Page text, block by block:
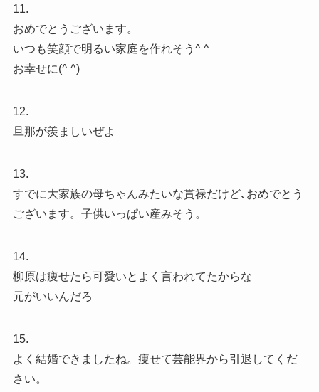
11.
おめでとうございます。
いつも笑顔で明るい家庭を作れそう^ ^
お幸せに(^ ^)
12.
旦那が羨ましいぜよ
13.
すでに大家族の母ちゃんみたいな貫禄だけど､おめでとう
ございます。子供いっぱい産みそう。
14.
柳原は痩せたら可愛いとよく言われてたからな
元がいいんだろ
15.
よく結婚できましたね。痩せて芸能界から引退してくだ
さい。